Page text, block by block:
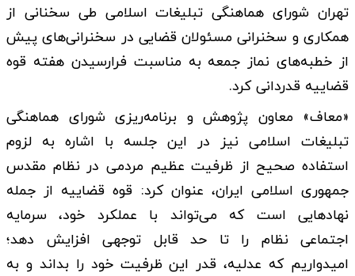
تهران شورای هماهنگی تبلیغات اسلامی طی سخنانی از
همکاری و سخنرانی مسئولان قضایی در سخنرانی‌های پیش
از خطبه‌های نماز جمعه به مناسبت فرارسیدن هفته قوه
قضاییه قدردانی کرد.
«معاف» معاون پژوهش و برنامه‌ریزی شورای هماهنگی
تبلیغات اسلامی نیز در این جلسه با اشاره به لزوم
استفاده صحیح از ظرفیت عظیم مردمی در نظام مقدس
جمهوری اسلامی ایران، عنوان کرد: قوه قضاییه از جمله
نهادهایی است که می‌تواند با عملکرد خود، سرمایه
اجتماعی نظام را تا حد قابل توجهی افزایش دهد؛
امیدواریم که عدلیه، قدر این ظرفیت خود را بداند و به